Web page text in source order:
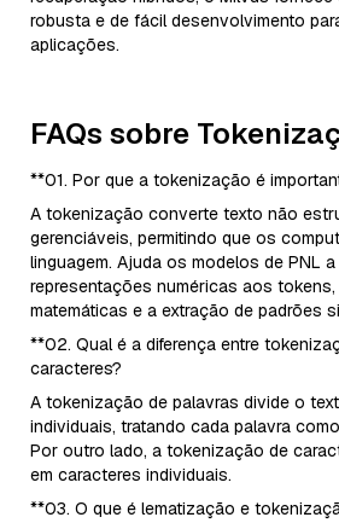
robusta e de fácil desenvolvimento
aplicações.
FAQs sobre
**01. Por que a tokenização é
A tokenização converte texto não
gerenciáveis, permitindo que os
linguagem. Ajuda os modelos de PNL
representações numéricas aos
matemáticas e a extração de padrões
**02. Qual é a diferença entre
caracteres?
A tokenização de palavras divide o
individuais, tratando cada palavra
Por outro lado, a tokenização de
em caracteres individuais.
**03. O que é lematização e